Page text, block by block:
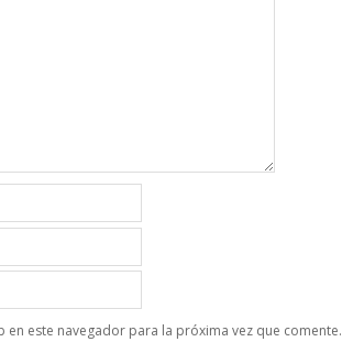
este navegador para la próxima vez que comente.